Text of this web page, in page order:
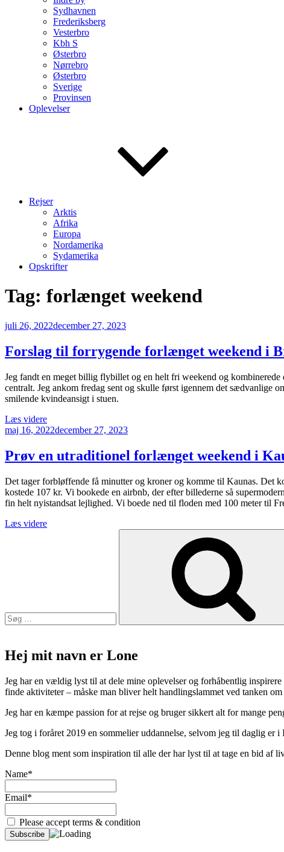
Sydhavnen
Frederiksberg
Vesterbro
Kbh S
Østerbro
Nørrebro
Østerbro
Sverige
Provinsen
Oplevelser
Rejser
Arktis
Afrika
Europa
Nordamerika
Sydamerika
Opskrifter
Tag: forlænget weekend
Udgivet
juli 26, 2022december 27, 2023
Forslag til forrygende forlænget weekend i
Jeg fandt en meget billig flybillet og en helt fri weekend og
centralt. Jeg ankom fredag sent og skulle først igennem det sædvanlige
smilende kvindeansigt i stuen.
Læs videre“Forslag
til
forlænget
weekend
Bratislava”
Udgivet
maj 16, 2022december 27, 2023
Prøv en utraditionel forlænget weekend i
Det tager forbløffende få minutter og kroner og komme til Kaunas. Det
kostede 107 kr. Vi bookede en airbnb, der efter billederne så
fin helt nyistandsat lejlighed. Vi boede ned til floden med 100 meter til
Læs videre“Prøv
Hej mit navn er Lone
Jeg har en vældig lyst til at dele mine oplevelser og forhåbentlig
finde aktiviteter – måske man bliver helt handlingslammet ved tanken
Jeg har en kæmpe passion for at rejse og bruger sikkert alt for mange
Jeg tog i foråret 2019 en sommelier uddannelse, selvom jeg til daglig er
Denne blog ment som inspiration til alle der har lyst til at tage en bid af
Name*
Email*
Please accept terms & condition